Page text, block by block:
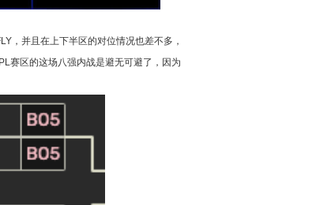
，并且在上下半区的对位情况也差不多，
赛区的这场八强内战是避无可避了，因为